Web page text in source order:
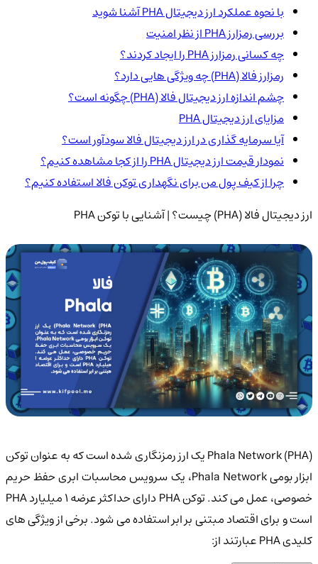
با نحوه عملکرد ارز دیجیتال PHA آشنا شوید
بررسی رمزارز PHA از نظر امنیت
چه کسانی رمزارز PHA را ایجاد کردند؟
رمزارز فالا (PHA) چه ویژگی هایی دارد؟
چشم اندازه ارز دیجیتال فالا (PHA) چگونه است؟
مزایای ارز دیجیتال PHA
آیا سرمایه گذاری در ارز دیجیتال فالا سودآور است؟
نمودار قیمت ارز دیجیتال PHA را از کجا مشاهده کنیم؟
چرا از کیف پول من برای نگهداری توکن فالا استفاده کنیم؟
ارز دیجیتال فالا (PHA) چیست؟ | آشنایی با توکن PHA
Phala Network (PHA) یک ارز رمزنگاری شده است که به عنوان توکن
ابزار بومی Phala Network، یک سرویس محاسبات ابری حفظ حریم
خصوصی، عمل می کند. توکن PHA دارای حداکثر عرضه 1 میلیارد PHA
است و برای اقتصاد مبتنی بر ابر استفاده می شود. برخی از ویژگی های
کلیدی PHA عبارتند از: